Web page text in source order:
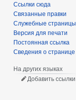
Ссылки сюда
Связанные правки
Служебные страницы
Версия для печати
Постоянная ссылка
Сведения о странице
На других языках
Добавить ссылки